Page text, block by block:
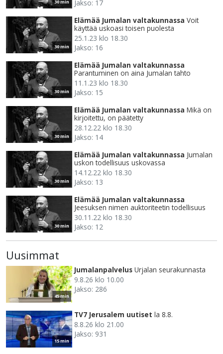
30 min Jakso: 17
30 min
Elämää Jumalan valtakunnassa Voit
käyttää uskoasi toisen puolesta
25.1.23 klo 18.30
Jakso: 16
30 min
Elämää Jumalan valtakunnassa
Parantuminen on aina Jumalan tahto
11.1.23 klo 18.30
Jakso: 15
30 min
Elämää Jumalan valtakunnassa Mikä on
kirjoitettu, on päätetty
28.12.22 klo 18.30
Jakso: 14
30 min
Elämää Jumalan valtakunnassa Jumalan
uskon todellisuus uskovassa
14.12.22 klo 18.30
Jakso: 13
30 min
Elämää Jumalan valtakunnassa
Jeesuksen nimen auktoriteetin todellisuus
30.11.22 klo 18.30
Jakso: 12
Uusimmat
45 min
Jumalanpalvelus Urjalan seurakunnasta
9.8.26 klo 10.00
Jakso: 286
15 min
TV7 Jerusalem uutiset la 8.8.
8.8.26 klo 21.00
Jakso: 931